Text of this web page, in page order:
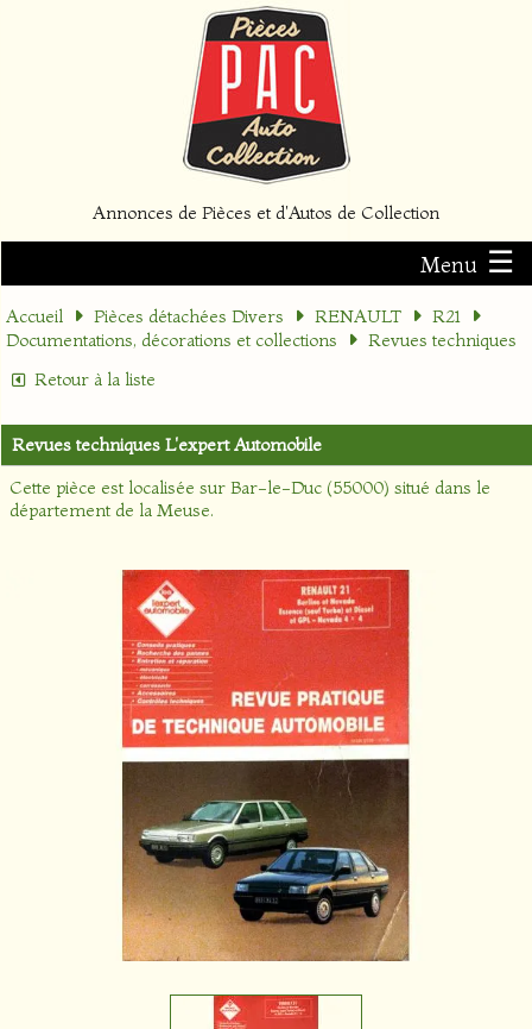
Annonces de Pièces et d'Autos de Collection
Menu ☰
Accueil Pièces détachées Divers RENAULT
R21
Documentations, décorations et collections
Revues techniques
Retour à la liste
Revues techniques L'expert Automobile
Cette pièce est localisée sur Bar-le-Duc (55000) situé dans le
département de la Meuse.